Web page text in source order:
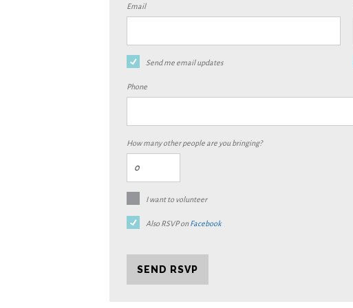
Email
Send me email updates
Phone
How many other people are you bringing?
I want to volunteer
Also RSVP onFacebook